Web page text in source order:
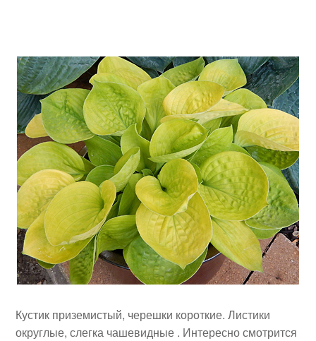
Кустик приземистый, черешки короткие. Листики
округлые, слегка чашевидные . Интересно смотрится